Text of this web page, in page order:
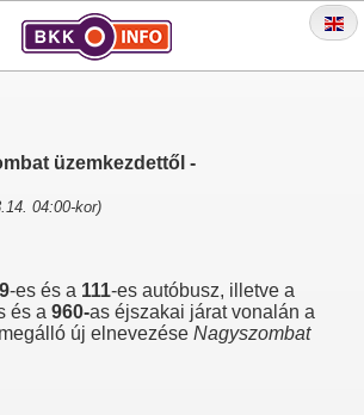
üzemkezdettől -
04:00-kor)
9-es és a 111-es autóbusz, illetve a
és a 960-as éjszakai járat vonalán a
új elnevezése Nagyszombat